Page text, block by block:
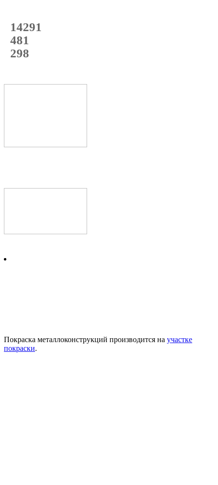
14291
с начала года
481
с начала месяца
298
с начала недели
Покраска металлоконструкций производится на участке
покраски.